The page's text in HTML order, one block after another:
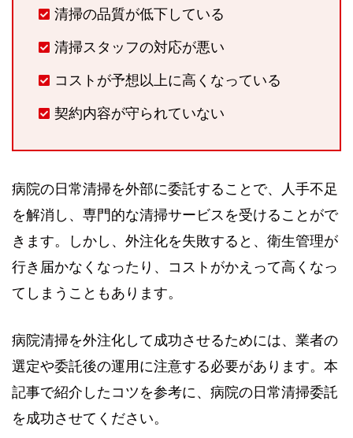
清掃の品質が低下している
清掃スタッフの対応が悪い
コストが予想以上に高くなっている
契約内容が守られていない
病院の日常清掃を外部に委託することで、人手不足
を解消し、専門的な清掃サービスを受けることがで
きます。しかし、外注化を失敗すると、衛生管理が
行き届かなくなったり、コストがかえって高くなっ
てしまうこともあります。
病院清掃を外注化して成功させるためには、業者の
選定や委託後の運用に注意する必要があります。本
記事で紹介したコツを参考に、病院の日常清掃委託
を成功させてください。